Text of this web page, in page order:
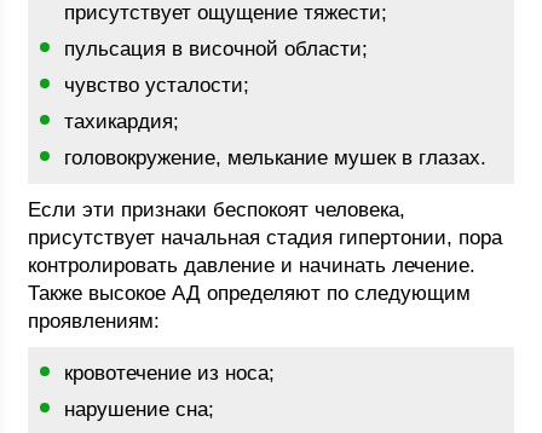
присутствует ощущение тяжести;
пульсация в височной области;
чувство усталости;
тахикардия;
головокружение, мелькание мушек в глазах.
Если эти признаки беспокоят человека,
присутствует начальная стадия гипертонии, пора
контролировать давление и начинать лечение.
Также высокое АД определяют по следующим
проявлениям:
кровотечение из носа;
нарушение сна;